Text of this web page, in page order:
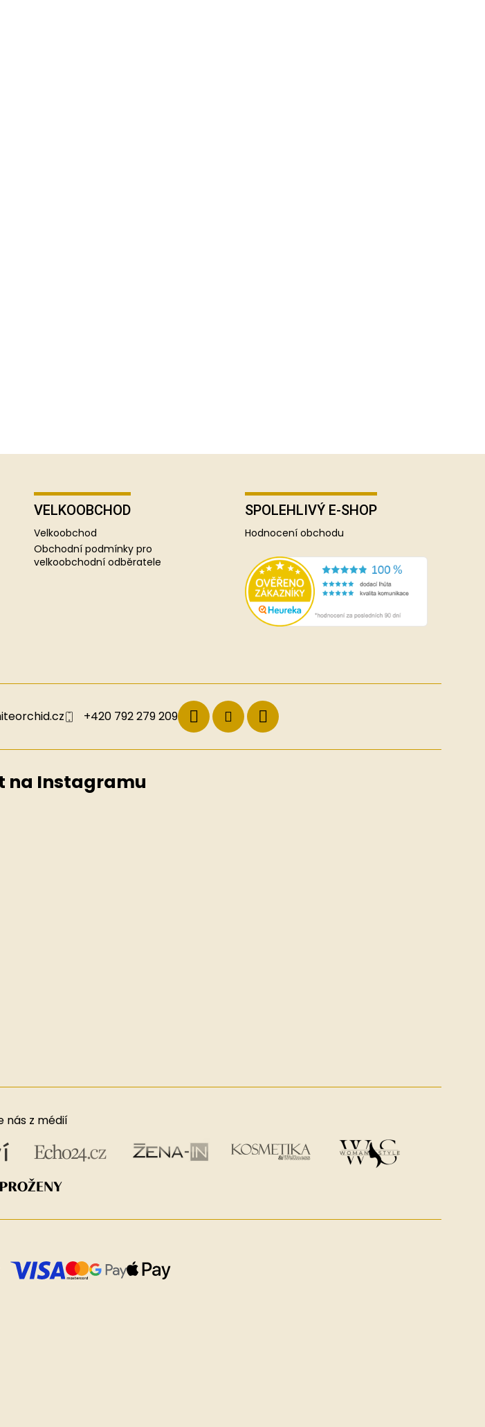
VELKOOBCHOD
Velkoobchod
Obchodní podmínky pro
velkoobchodní odběratele
SPOLEHLIVÝ E-SHOP
Hodnocení obchodu
+420 792 279 209
na Instagramu
nás z médií